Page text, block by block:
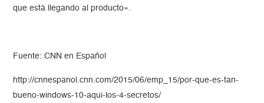
que está llegando al producto».
Fuente: CNN en Español
http://cnnespanol.cnn.com/2015/06/emp_15/por-que-es-tan-
bueno-windows-10-aqui-los-4-secretos/